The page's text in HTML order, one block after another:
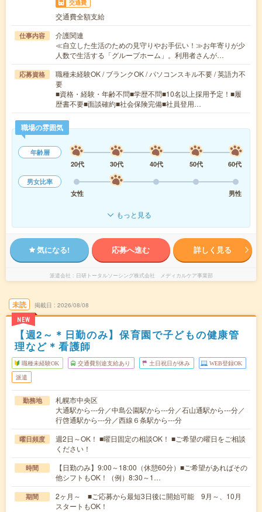
交通費
交通費全額支給
仕事内容
介護関連
≪自立した生活のための見守りやお手伝い！≫お年寄りが少
人数で生活する「グループホーム」。利用者さんが…
応募資格
職種未経験OK / ブランクOK / パソコンスキル不要 / 英語力不
要
■資格・経験・年齢不問■学歴不問■10名以上採用予定！■履
歴書不要■面談確約■社会保険完備■社員登用…
職場の雰囲気
年齢層
20代
30代 40代 50代
60代
男女比率
女性
男性
もっと見る
気になる! 応募へ進む 詳しく見る
派遣会社 日研トータルソーシング株式会社 メディカルケア事業部
未読
NEW
掲載日 2026/08/08
【週2～＊日勤のみ】保育園で子どもの健康管
理など＊看護師
職種未経験OK 交通費別途支給あり 土日祝日が休み WEB登録OK
派遣
勤務地
札幌市中央区
大通駅から---分／中島公園駅から---分／石山通駅から---分／
行啓通駅から---分／西線６条駅から---分
曜日頻度
週2日～OK！ ■曜日固定の相談OK！ ■ご希望の曜日をご相談
ください！
時間
【日勤のみ】9:00～18:00（休憩60分）■ご希望があればその
他シフトもOK！（例）8:30～1…
期間
2ヶ月～ ■ご応募から最短3日後に開始可能 9月～、10月
スタートもOK！